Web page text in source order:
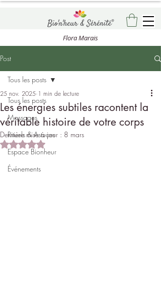
Flora Marais
Post
Tous les posts
Massages
Rituels & Astuces
Espace Bionheur
Événements
Tous les posts
Les énergies subtiles racontent la
véritable histoire de votre corps
25 nov. 2025 1 min de lecture
Dernière mise à jour : 8 mars
Noté NaN étoiles sur 5.